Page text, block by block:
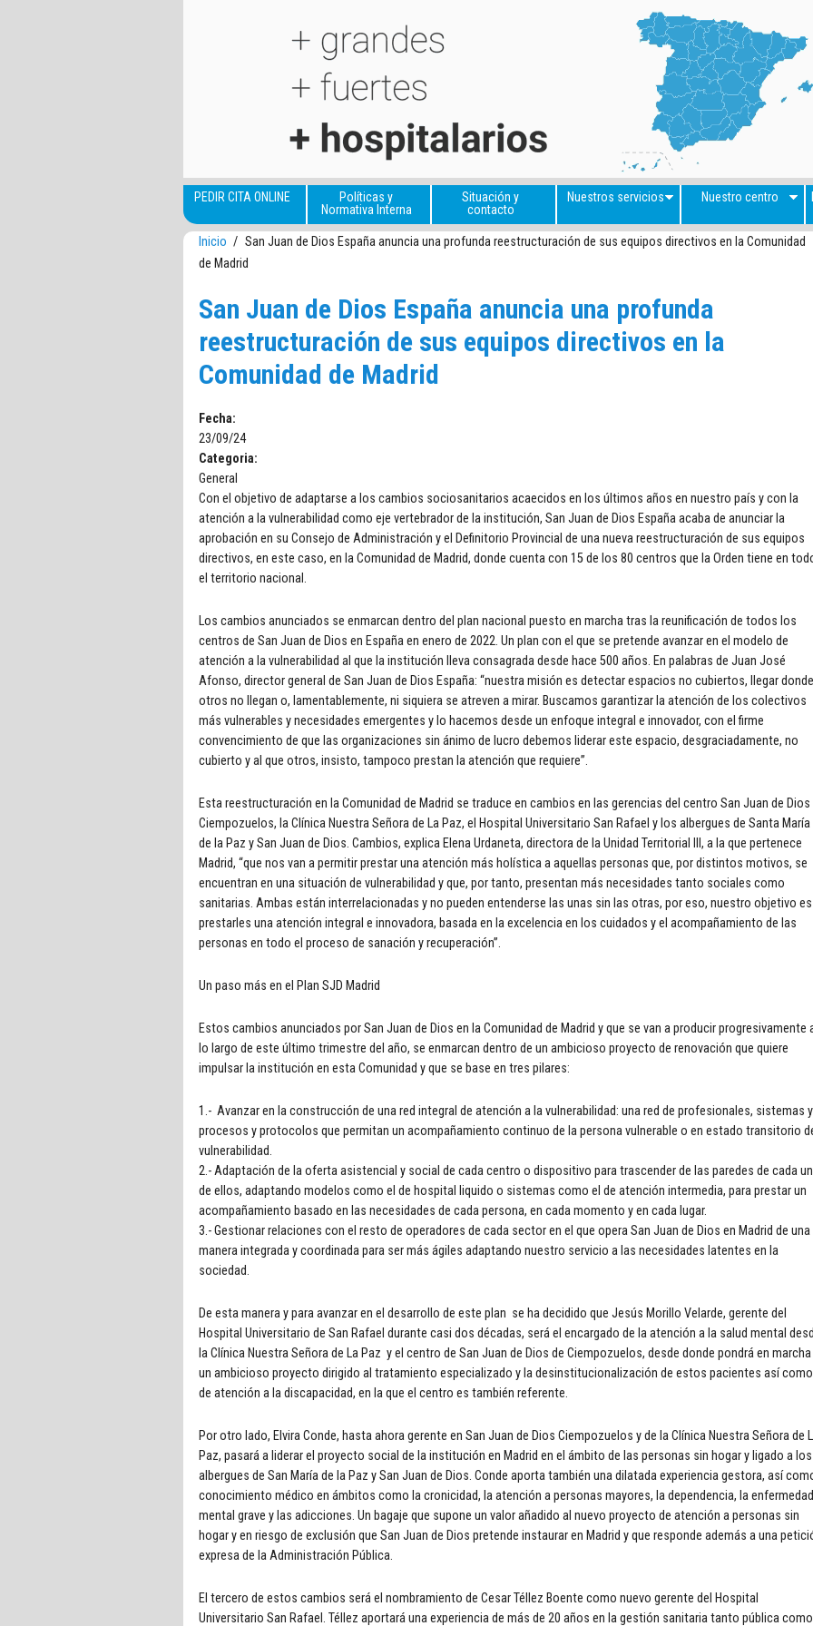
PEDIR CITA ONLINE
Políticas y
Normativa Interna
Situación y
contacto
Nuestros servicios Nuestro centro
Inicio / San Juan de Dios España anuncia una profunda reestructuración de sus equipos directivos en la Comunidad
de Madrid
San Juan de Dios España anuncia una profunda
reestructuración de sus equipos directivos en la
Comunidad de Madrid
Fecha:
23/09/24
Categoria:
General
Con el objetivo de adaptarse a los cambios sociosanitarios acaecidos en los últimos años en nuestro país y con la
atención a la vulnerabilidad como eje vertebrador de la institución, San Juan de Dios España acaba de anunciar la
aprobación en su Consejo de Administración y el Definitorio Provincial de una nueva reestructuración de sus equipos
directivos, en este caso, en la Comunidad de Madrid, donde cuenta con 15 de los 80 centros que la Orden tiene en
el territorio nacional.
Los cambios anunciados se enmarcan dentro del plan nacional puesto en marcha tras la reunificación de todos los
centros de San Juan de Dios en España en enero de 2022. Un plan con el que se pretende avanzar en el modelo de
atención a la vulnerabilidad al que la institución lleva consagrada desde hace 500 años. En palabras de Juan José
Afonso, director general de San Juan de Dios España: “nuestra misión es detectar espacios no cubiertos, llegar donde
otros no llegan o, lamentablemente, ni siquiera se atreven a mirar. Buscamos garantizar la atención de los colectivos
más vulnerables y necesidades emergentes y lo hacemos desde un enfoque integral e innovador, con el firme
convencimiento de que las organizaciones sin ánimo de lucro debemos liderar este espacio, desgraciadamente, no
cubierto y al que otros, insisto, tampoco prestan la atención que requiere”.
Esta reestructuración en la Comunidad de Madrid se traduce en cambios en las gerencias del centro San Juan de Dios
Ciempozuelos, la Clínica Nuestra Señora de La Paz, el Hospital Universitario San Rafael y los albergues de Santa María
de la Paz y San Juan de Dios. Cambios, explica Elena Urdaneta, directora de la Unidad Territorial III, a la que pertenece
Madrid, “que nos van a permitir prestar una atención más holística a aquellas personas que, por distintos motivos, se
encuentran en una situación de vulnerabilidad y que, por tanto, presentan más necesidades tanto sociales como
sanitarias. Ambas están interrelacionadas y no pueden entenderse las unas sin las otras, por eso, nuestro objetivo es
prestarles una atención integral e innovadora, basada en la excelencia en los cuidados y el acompañamiento de las
personas en todo el proceso de sanación y recuperación”.
Un paso más en el Plan SJD Madrid
Estos cambios anunciados por San Juan de Dios en la Comunidad de Madrid y que se van a producir progresivamente
lo largo de este último trimestre del año, se enmarcan dentro de un ambicioso proyecto de renovación que quiere
impulsar la institución en esta Comunidad y que se base en tres pilares:
1.- Avanzar en la construcción de una red integral de atención a la vulnerabilidad: una red de profesionales, sistemas y
procesos y protocolos que permitan un acompañamiento continuo de la persona vulnerable o en estado transitorio
vulnerabilidad.
2.- Adaptación de la oferta asistencial y social de cada centro o dispositivo para trascender de las paredes de cada
de ellos, adaptando modelos como el de hospital liquido o sistemas como el de atención intermedia, para prestar un
acompañamiento basado en las necesidades de cada persona, en cada momento y en cada lugar.
3.- Gestionar relaciones con el resto de operadores de cada sector en el que opera San Juan de Dios en Madrid de una
manera integrada y coordinada para ser más ágiles adaptando nuestro servicio a las necesidades latentes en la
sociedad.
De esta manera y para avanzar en el desarrollo de este plan se ha decidido que Jesús Morillo Velarde, gerente del
Hospital Universitario de San Rafael durante casi dos décadas, será el encargado de la atención a la salud mental
la Clínica Nuestra Señora de La Paz y el centro de San Juan de Dios de Ciempozuelos, desde donde pondrá en marcha
un ambicioso proyecto dirigido al tratamiento especializado y la desinstitucionalización de estos pacientes así como
de atención a la discapacidad, en la que el centro es también referente.
Por otro lado, Elvira Conde, hasta ahora gerente en San Juan de Dios Ciempozuelos y de la Clínica Nuestra Señora de
Paz, pasará a liderar el proyecto social de la institución en Madrid en el ámbito de las personas sin hogar y ligado a los
albergues de San María de la Paz y San Juan de Dios. Conde aporta también una dilatada experiencia gestora, así
conocimiento médico en ámbitos como la cronicidad, la atención a personas mayores, la dependencia, la enfermedad
mental grave y las adicciones. Un bagaje que supone un valor añadido al nuevo proyecto de atención a personas sin
hogar y en riesgo de exclusión que San Juan de Dios pretende instaurar en Madrid y que responde además a una
expresa de la Administración Pública.
El tercero de estos cambios será el nombramiento de Cesar Téllez Boente como nuevo gerente del Hospital
Universitario San Rafael. Téllez aportará una experiencia de más de 20 años en la gestión sanitaria tanto pública como